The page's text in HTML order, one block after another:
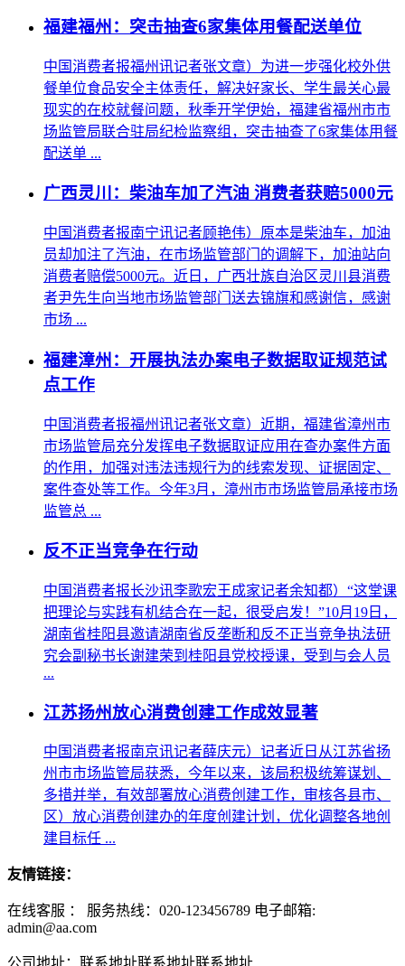
福建福州：突击抽查6家集体用餐配送单位
中国消费者报福州讯记者张文章）为进一步强化校外供
餐单位食品安全主体责任，解决好家长、学生最关心最
现实的在校就餐问题，秋季开学伊始，福建省福州市市
场监管局联合驻局纪检监察组，突击抽查了6家集体用餐
配送单 ...
广西灵川：柴油车加了汽油 消费者获赔5000元
中国消费者报南宁讯记者顾艳伟）原本是柴油车，加油
员却加注了汽油，在市场监管部门的调解下，加油站向
消费者赔偿5000元。近日，广西壮族自治区灵川县消费
者尹先生向当地市场监管部门送去锦旗和感谢信，感谢
市场 ...
福建漳州：开展执法办案电子数据取证规范试
点工作
中国消费者报福州讯记者张文章）近期，福建省漳州市
市场监管局充分发挥电子数据取证应用在查办案件方面
的作用，加强对违法违规行为的线索发现、证据固定、
案件查处等工作。今年3月，漳州市市场监管局承接市场
监管总 ...
反不正当竞争在行动
中国消费者报长沙讯李歌宏王成家记者余知都）“这堂课
把理论与实践有机结合在一起，很受启发！”10月19日，
湖南省桂阳县邀请湖南省反垄断和反不正当竞争执法研
究会副秘书长谢建荣到桂阳县党校授课，受到与会人员
...
江苏扬州放心消费创建工作成效显著
中国消费者报南京讯记者薛庆元）记者近日从江苏省扬
州市市场监管局获悉，今年以来，该局积极统筹谋划、
多措并举，有效部署放心消费创建工作，审核各县市、
区）放心消费创建办的年度创建计划，优化调整各地创
建目标任 ...
友情链接：
在线客服 ：
服务热线：020-123456789 电子邮箱:
admin@aa.com